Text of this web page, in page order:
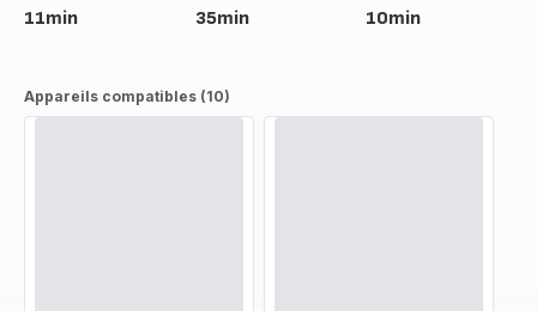
11min 35min 10min
Appareils compatibles (10)